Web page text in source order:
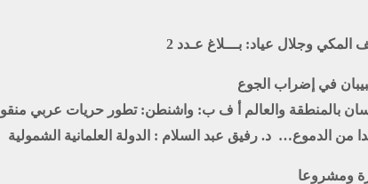
المكي وجلال عياد: بـــلاغ عـدد 2
في إضراب الجوع
بالمنطقة والعالم
أ ف ب: واشنطن: تطور حريات عربي
من الدموع… د. رفيق عبد السلام : الدولة العلمانية الشمولية
ومشروعا